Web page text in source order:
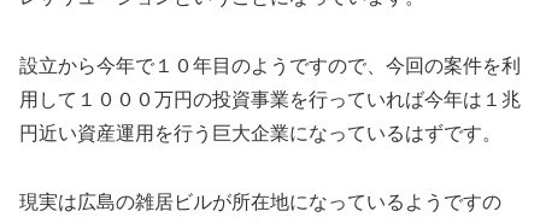
設立から今年で１０年目のようですので、今回の案件を利
用して１０００万円の投資事業を行っていれば今年は１兆
円近い資産運用を行う巨大企業になっているはずです。
現実は広島の雑居ビルが所在地になっているようですの